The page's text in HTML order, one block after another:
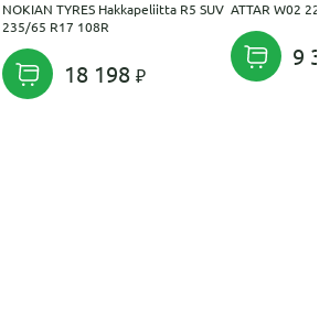
NOKIAN TYRES Hakkapeliitta R5 SUV
235/65 R17 108R
18 198
ATTAR W02
9